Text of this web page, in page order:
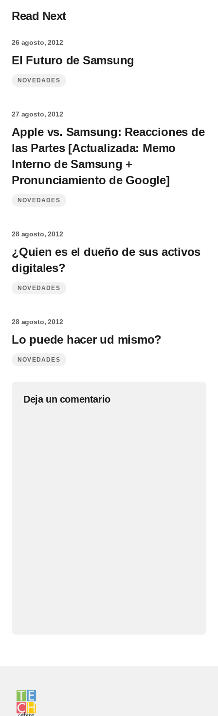
Read Next
26 agosto, 2012
El Futuro de Samsung
NOVEDADES
27 agosto, 2012
Apple vs. Samsung: Reacciones de
las Partes [Actualizada: Memo
Interno de Samsung +
Pronunciamiento de Google]
NOVEDADES
28 agosto, 2012
¿Quien es el dueño de sus activos
digitales?
NOVEDADES
28 agosto, 2012
Lo puede hacer ud mismo?
NOVEDADES
Deja un comentario